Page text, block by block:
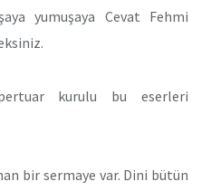
yumuşaya Cevat Fehmi
kurulu bu eserleri
bir sermaye var. Dini bütün